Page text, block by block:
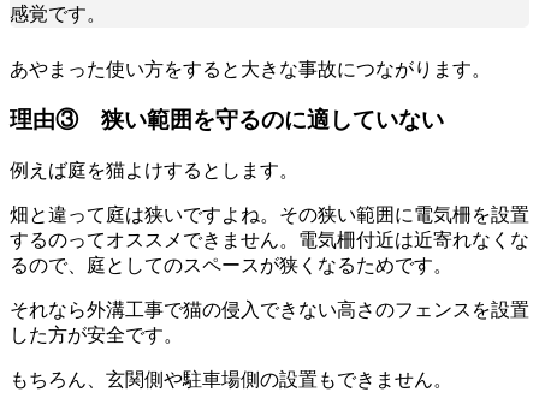
感覚です。
あやまった使い方をすると大きな事故につながります。
理由③ 狭い範囲を守るのに適していない
例えば庭を猫よけするとします。
畑と違って庭は狭いですよね。その狭い範囲に電気柵を設置
するのってオススメできません。電気柵付近は近寄れなくな
るので、庭としてのスペースが狭くなるためです。
それなら外溝工事で猫の侵入できない高さのフェンスを設置
した方が安全です。
もちろん、玄関側や駐車場側の設置もできません。